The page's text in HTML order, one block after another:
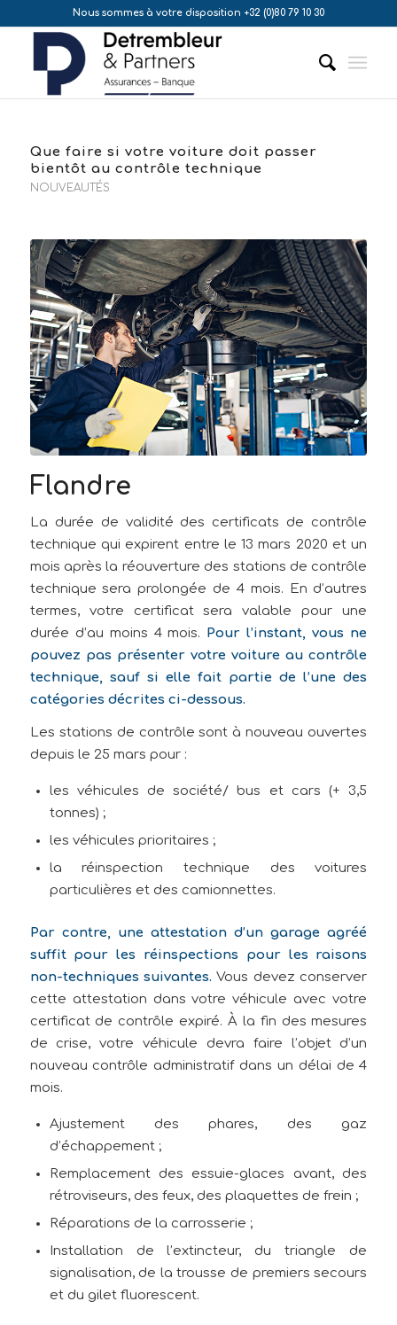
Nous sommes à votre disposition +32 (0)80 79 10 30
Que faire si votre voiture doit passer
bientôt au contrôle technique
NOUVEAUTÉS
Flandre
La durée de validité des certificats de contrôle
technique qui expirent entre le 13 mars 2020 et un
mois après la réouverture des stations de contrôle
technique sera prolongée de 4 mois. En d’autres
termes, votre certificat sera valable pour une
durée d’au moins 4 mois. Pour l’instant, vous ne
pouvez pas présenter votre voiture au contrôle
technique, sauf si elle fait partie de l’une des
catégories décrites ci-dessous.
Les stations de contrôle sont à nouveau ouvertes
depuis le 25 mars pour :
les véhicules de société/ bus et cars (+ 3,5
tonnes) ;
les véhicules prioritaires ;
la réinspection technique des voitures
particulières et des camionnettes.
Par contre, une attestation d’un garage agréé
suffit pour les réinspections pour les raisons
non-techniques suivantes. Vous devez conserver
cette attestation dans votre véhicule avec votre
certificat de contrôle expiré. À la fin des mesures
de crise, votre véhicule devra faire l’objet d’un
nouveau contrôle administratif dans un délai de 4
mois.
Ajustement des phares, des gaz
d’échappement ;
Remplacement des essuie-glaces avant, des
rétroviseurs, des feux, des plaquettes de frein ;
Réparations de la carrosserie ;
Installation de l’extincteur, du triangle de
signalisation, de la trousse de premiers secours
et du gilet fluorescent.